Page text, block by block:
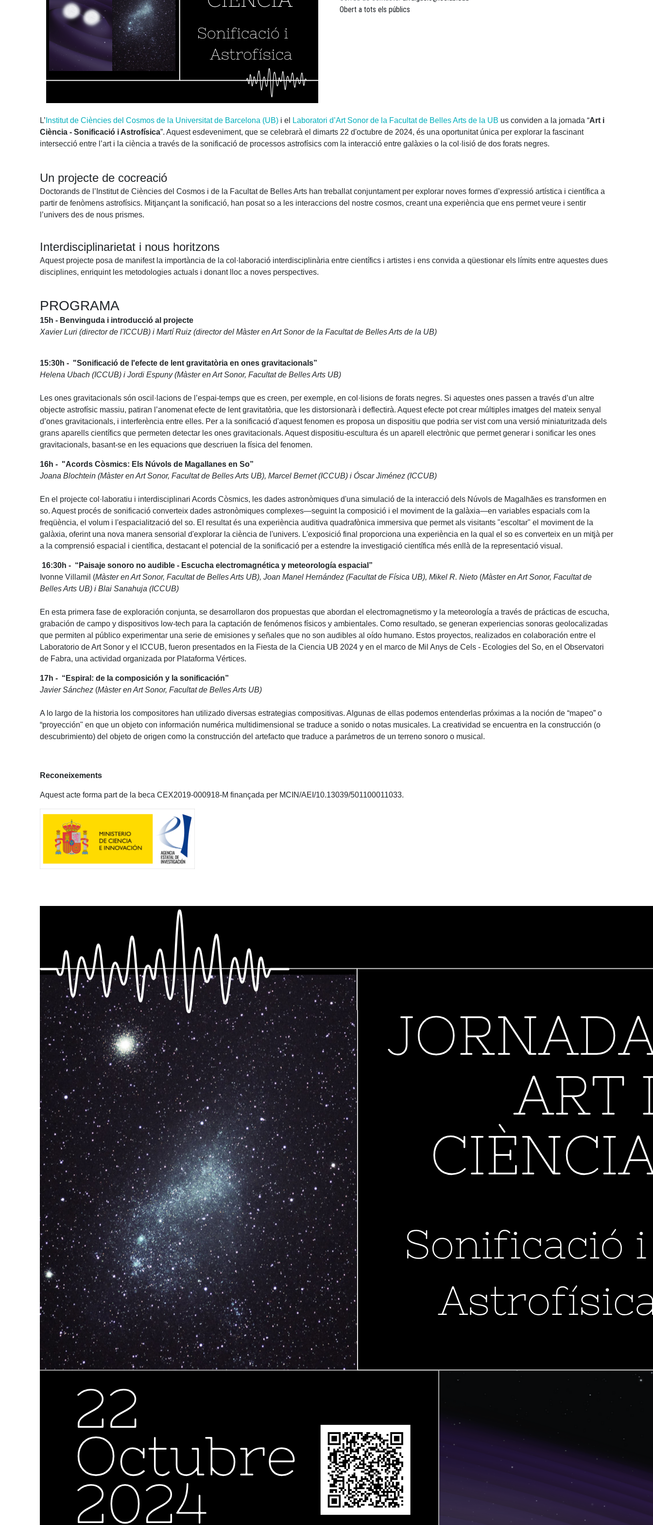
Obert a tots els públics
L’ Institut de Ciències del Cosmos de la Universitat de Barcelona (UB) i el Laboratori d’Art Sonor de la Facultat de Belles Arts de la UB us conviden a la jornada “Art i
Ciència - Sonificació i Astrofísica”. Aquest esdeveniment, que se celebrarà el dimarts 22 d'octubre de 2024, és una oportunitat única per explorar la fascinant
intersecció entre l’art i la ciència a través de la sonificació de processos astrofísics com la interacció entre galàxies o la col·lisió de dos forats negres.
Un projecte de cocreació
Doctorands de l’Institut de Ciències del Cosmos i de la Facultat de Belles Arts han treballat conjuntament per explorar noves formes d’expressió artística i científica a
partir de fenòmens astrofísics. Mitjançant la sonificació, han posat so a les interaccions del nostre cosmos, creant una experiència que ens permet veure i sentir
l’univers des de nous prismes.
Interdisciplinarietat i nous horitzons
Aquest projecte posa de manifest la importància de la col·laboració interdisciplinària entre científics i artistes i ens convida a qüestionar els límits entre aquestes dues
disciplines, enriquint les metodologies actuals i donant lloc a noves perspectives.
PROGRAMA
15h - Benvinguda i introducció al projecte
Xavier Luri (director de l'ICCUB) i Martí Ruiz (director del Màster en Art Sonor de la Facultat de Belles Arts de la UB)
15:30h - "Sonificació de l'efecte de lent gravitatòria en ones gravitacionals”
Helena Ubach (ICCUB) i Jordi Espuny (Màster en Art Sonor, Facultat de Belles Arts UB)
Les ones gravitacionals són oscil·lacions de l’espai-temps que es creen, per exemple, en col·lisions de forats negres. Si aquestes ones passen a través d’un altre
objecte astrofísic massiu, patiran l’anomenat efecte de lent gravitatòria, que les distorsionarà i deflectirà. Aquest efecte pot crear múltiples imatges del mateix senyal
d’ones gravitacionals, i interferència entre elles. Per a la sonificació d'aquest fenomen es proposa un dispositiu que podria ser vist com una versió miniaturitzada dels
grans aparells científics que permeten detectar les ones gravitacionals. Aquest dispositiu-escultura és un aparell electrònic que permet generar i sonificar les ones
gravitacionals, basant-se en les equacions que descriuen la física del fenomen.
16h - "Acords Còsmics: Els Núvols de Magallanes en So”
Joana Blochtein (Màster en Art Sonor, Facultat de Belles Arts UB), Marcel Bernet (ICCUB) i Óscar Jiménez (ICCUB)
En el projecte col·laboratiu i interdisciplinari Acords Còsmics, les dades astronòmiques d'una simulació de la interacció dels Núvols de Magalhães es transformen en
so. Aquest procés de sonificació converteix dades astronòmiques complexes—seguint la composició i el moviment de la galàxia—en variables espacials com la
freqüència, el volum i l'espacialització del so. El resultat és una experiència auditiva quadrafònica immersiva que permet als visitants "escoltar" el moviment de la
galàxia, oferint una nova manera sensorial d'explorar la ciència de l'univers. L'exposició final proporciona una experiència en la qual el so es converteix en un mitjà per
a la comprensió espacial i científica, destacant el potencial de la sonificació per a estendre la investigació científica més enllà de la representació visual.
16:30h - “Paisaje sonoro no audible - Escucha electromagnética y meteorología espacial”
Ivonne Villamil (Màster en Art Sonor, Facultat de Belles Arts UB), Joan Manel Hernández (Facultat de Física UB), Mikel R. Nieto (Màster en Art Sonor, Facultat de
Belles Arts UB) i Blai Sanahuja (ICCUB)
En esta primera fase de exploración conjunta, se desarrollaron dos propuestas que abordan el electromagnetismo y la meteorología a través de prácticas de escucha,
grabación de campo y dispositivos low-tech para la captación de fenómenos físicos y ambientales. Como resultado, se generan experiencias sonoras geolocalizadas
que permiten al público experimentar una serie de emisiones y señales que no son audibles al oído humano. Estos proyectos, realizados en colaboración entre el
Laboratorio de Art Sonor y el ICCUB, fueron presentados en la Fiesta de la Ciencia UB 2024 y en el marco de Mil Anys de Cels - Ecologies del So, en el Observatori
de Fabra, una actividad organizada por Plataforma Vértices.
17h - “Espiral: de la composición y la sonificación”
Javier Sánchez (Màster en Art Sonor, Facultat de Belles Arts UB)
A lo largo de la historia los compositores han utilizado diversas estrategias compositivas. Algunas de ellas podemos entenderlas próximas a la noción de “mapeo” o
“proyección" en que un objeto con información numérica multidimensional se traduce a sonido o notas musicales. La creatividad se encuentra en la construcción (o
descubrimiento) del objeto de origen como la construcción del artefacto que traduce a parámetros de un terreno sonoro o musical.
Reconeixements
Aquest acte forma part de la beca CEX2019-000918-M finançada per MCIN/AEI/10.13039/501100011033.